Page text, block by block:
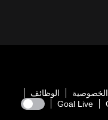
الوظائف
Goal Live